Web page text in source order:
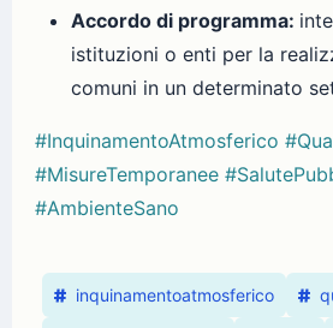
Accordo di programma:
istituzioni o enti per la
comuni in un determinato
#InquinamentoAtmosferico
#MisureTemporanee
#AmbienteSano
inquinamentoatmosferico